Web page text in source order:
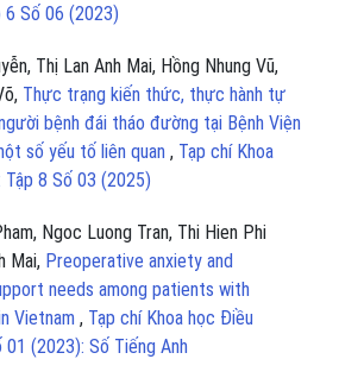
6 Số 06 (2023)
Thị Lan Anh Mai, Hồng Nhung Vũ,
Thực trạng kiến thức, thực hành tự
bệnh đái tháo đường tại Bệnh Viện
số yếu tố liên quan , Tạp chí Khoa
8 Số 03 (2025)
Ngoc Luong Tran, Thi Hien Phi
Mai, Preoperative anxiety and
needs among patients with
Vietnam , Tạp chí Khoa học Điều
01 (2023): Số Tiếng Anh